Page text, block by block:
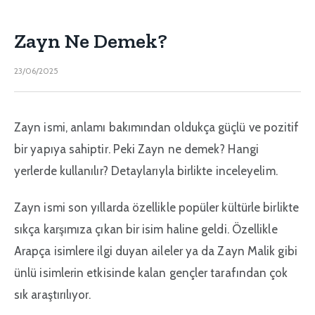
Zayn Ne Demek?
23/06/2025
Zayn ismi, anlamı bakımından oldukça güçlü ve pozitif
bir yapıya sahiptir. Peki Zayn ne demek? Hangi
yerlerde kullanılır? Detaylarıyla birlikte inceleyelim.
Zayn ismi son yıllarda özellikle popüler kültürle birlikte
sıkça karşımıza çıkan bir isim haline geldi. Özellikle
Arapça isimlere ilgi duyan aileler ya da Zayn Malik gibi
ünlü isimlerin etkisinde kalan gençler tarafından çok
sık araştırılıyor.